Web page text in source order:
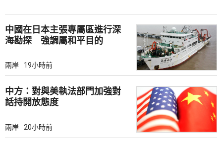
中國在日本主張專屬區進行深
海勘探 強調屬和平目的
兩岸 19小時前
中方：對與美執法部門加強對
話持開放態度
兩岸 20小時前